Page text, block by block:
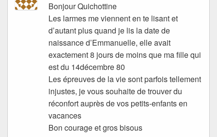
Bonjour Quichottine
Les larmes me viennent en te lisant et
d’autant plus quand je lis la date de
naissance d’Emmanuelle, elle avait
exactement 8 jours de moins que ma fille qui
est du 14décembre 80
Les épreuves de la vie sont parfois tellement
injustes, je vous souhaite de trouver du
réconfort auprès de vos petits-enfants en
vacances
Bon courage et gros bisous